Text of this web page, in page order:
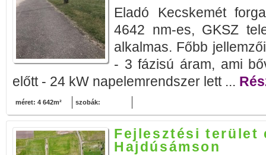
Eladó Kecskemét
4642 nm-es, GKSZ
alkalmas. Főbb
- 3 fázisú áram, ami
előtt - 24 kW napelemrendszer lett ...
méret: 4 642m² szobák:
Fejlesztési terület
Hajdúsámson